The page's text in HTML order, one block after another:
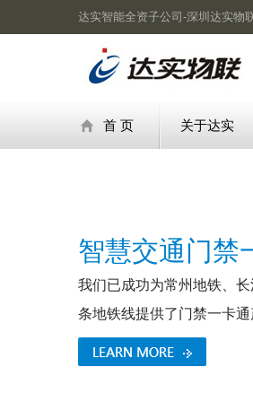
达实智能全资子公司-深圳达实物
首 页 关于达实
智慧交通门禁
我们已成功为常州地铁、
条地铁线提供了门禁一卡通